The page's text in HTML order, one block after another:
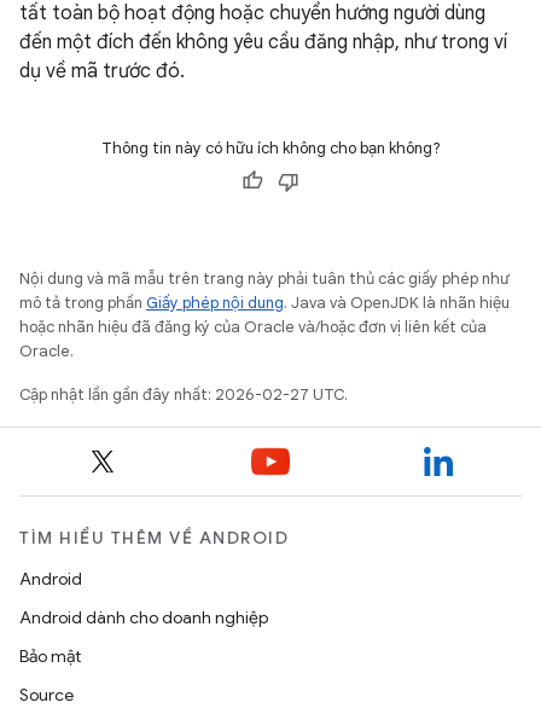
tất toàn bộ hoạt động hoặc chuyển hướng người dùng
đến một đích đến không yêu cầu đăng nhập, như trong ví
dụ về mã trước đó.
Thông tin này có hữu ích không cho bạn không?
Nội dung và mã mẫu trên trang này phải tuân thủ các giấy phép như
mô tả trong phần Giấy phép nội dung. Java và OpenJDK là nhãn hiệu
hoặc nhãn hiệu đã đăng ký của Oracle và/hoặc đơn vị liên kết của
Oracle.
Cập nhật lần gần đây nhất: 2026-02-27 UTC.
TÌM HIỂU THÊM VỀ ANDROID
Android
Android dành cho doanh nghiệp
Bảo mật
Source